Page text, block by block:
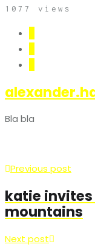
1077 views
Bla bla
Previous post
katie invites
mountains
Next post